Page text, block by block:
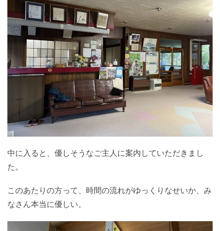
中に入ると、優しそうなご主人に案内していただきまし
た。
このあたりの方って、時間の流れがゆっくりなせいか、み
なさん本当に優しい。